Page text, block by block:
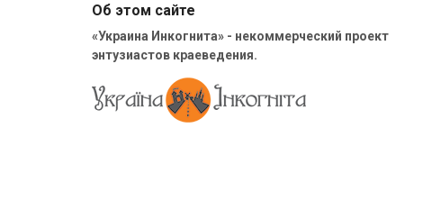
Об этом сайте
«Украина Инкогнита» - некоммерческий проект
энтузиастов краеведения.